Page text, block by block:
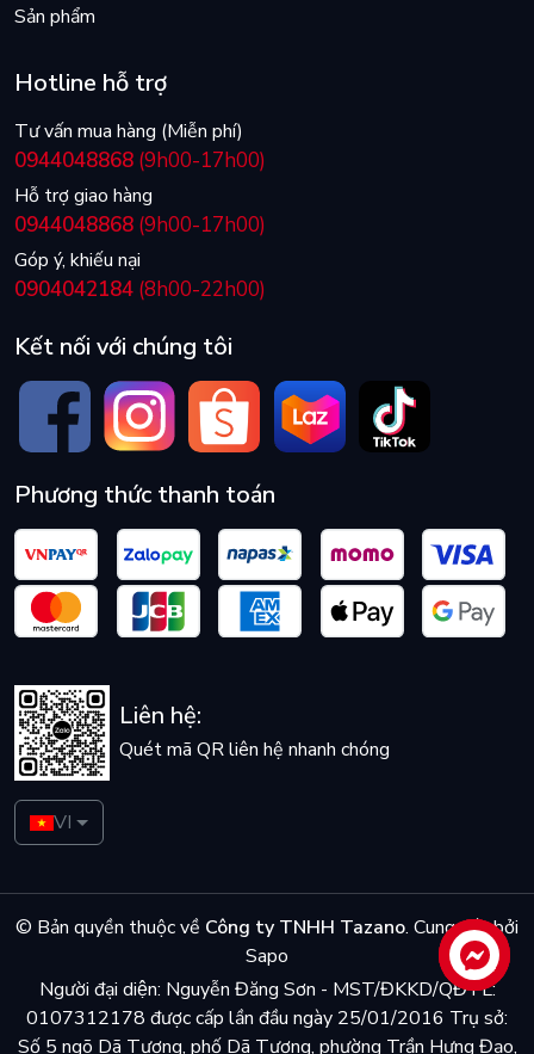
Sản phẩm
Hotline hỗ trợ
Tư vấn mua hàng (Miễn phí)
0944048868 (9h00-17h00)
Hỗ trợ giao hàng
0944048868 (9h00-17h00)
Góp ý, khiếu nại
0904042184 (8h00-22h00)
Kết nối với chúng tôi
Phương thức thanh toán
Liên hệ:
Quét mã QR liên hệ nhanh chóng
VI
© Bản quyền thuộc về Công ty TNHH Tazano. Cung cấp bởi
Sapo
Người đại diện: Nguyễn Đăng Sơn - MST/ĐKKD/QĐTL:
0107312178 được cấp lần đầu ngày 25/01/2016 Trụ sở:
Số 5 ngõ Dã Tương, phố Dã Tượng, phường Trần Hưng Đạo,
Liên hệ